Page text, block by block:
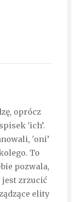
oprócz
'ich’.
'oni’
To
pozwala,
jest zrzucić
elity